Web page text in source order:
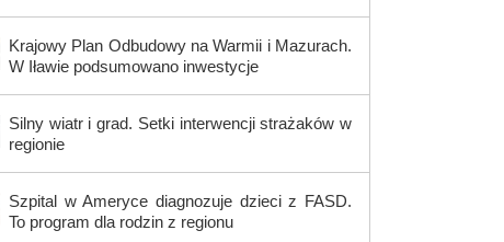
Krajowy Plan Odbudowy na Warmii i Mazurach.
W Iławie podsumowano inwestycje
Silny wiatr i grad. Setki interwencji strażaków w
regionie
Szpital w Ameryce diagnozuje dzieci z FASD.
To program dla rodzin z regionu